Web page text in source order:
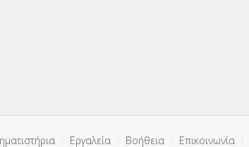
Εργαλεία Βοήθεια Επικοινωνία